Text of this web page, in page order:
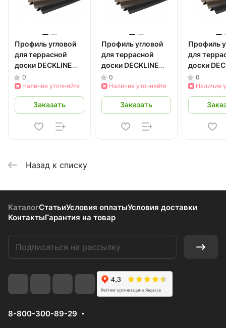
Профиль угловой
для террасной
доски DECKLINE
40*40*3000 мм
ДПК (серый) 3 м
0
Наличие уточняйте
Заказать
Профиль угловой
для террасной
доски DECKLINE
40*40*3000 мм
ДПК (черный) 3 м
0
Наличие уточняйте
Заказать
Профиль
для
доски
ДПК (бук)
0
Наличие
Назад к списку
КаталогСтатьиУсловия оплатыУсловия доставки
КонтактыГарантия на товар
8-800-300-89-29